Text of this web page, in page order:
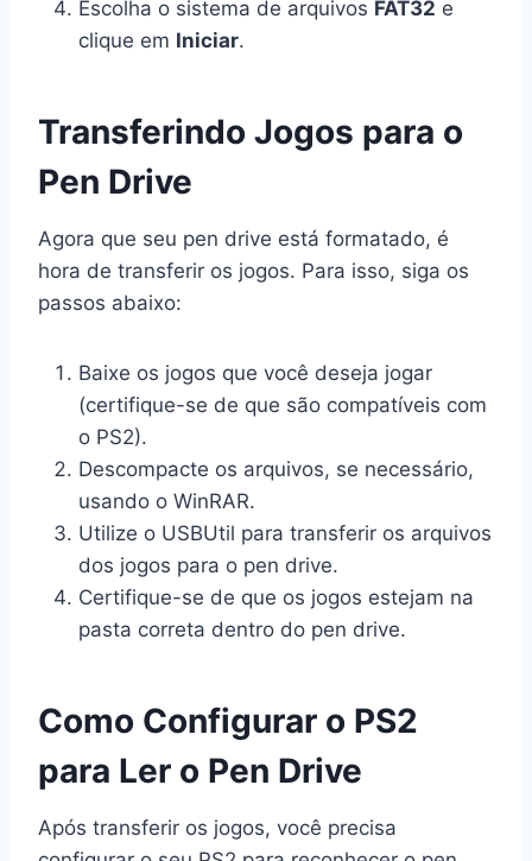
Escolha o sistema de arquivos FAT32 e
clique em Iniciar.
Transferindo Jogos para o
Pen Drive
Agora que seu pen drive está formatado, é
hora de transferir os jogos. Para isso, siga os
passos abaixo:
Baixe os jogos que você deseja jogar
(certifique-se de que são compatíveis com
o PS2).
Descompacte os arquivos, se necessário,
usando o WinRAR.
Utilize o USBUtil para transferir os arquivos
dos jogos para o pen drive.
Certifique-se de que os jogos estejam na
pasta correta dentro do pen drive.
Como Configurar o PS2
para Ler o Pen Drive
Após transferir os jogos, você precisa